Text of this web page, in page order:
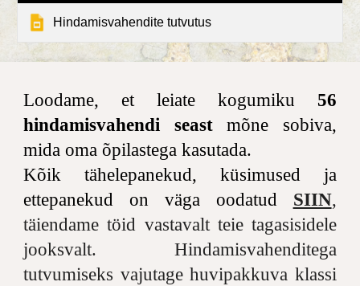
Hindamisvahendite tutvutus
Loodame, et leiate kogumiku
56
hindamisvahendi seast
mõne sobiva,
mida oma õpilastega kasutada.
Kõik tähelepanekud, küsimused ja
ettepanekud on väga oodatud SIIN,
täiendame töid vastavalt teie tagasisidele
jooksvalt. Hindamisvahenditega
tutvumiseks vajutage huvipakkuva klassi